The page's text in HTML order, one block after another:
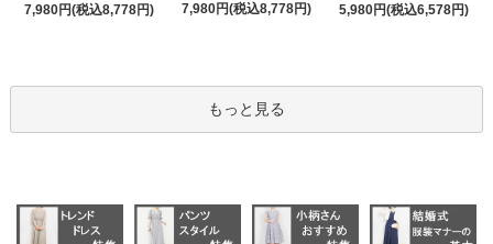
7,980円(税込8,778円)
7,980円(税込8,778円)
5,980円(税込6,578円)
もっと見る